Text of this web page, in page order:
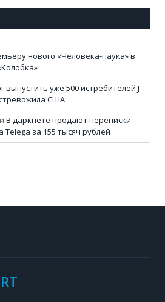
нового «Человека-паука» в
выпустить уже 500 истребителей J-
США
В даркнете продают переписки
за 155 тысяч рублей